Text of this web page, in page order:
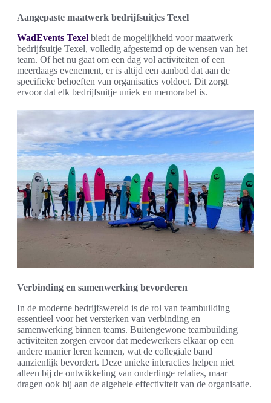
Aangepaste maatwerk bedrijfsuitjes Texel
WadEvents Texel biedt de mogelijkheid voor maatwerk
bedrijfsuitje Texel, volledig afgestemd op de wensen van het
team. Of het nu gaat om een dag vol activiteiten of een
meerdaags evenement, er is altijd een aanbod dat aan de
specifieke behoeften van organisaties voldoet. Dit zorgt
ervoor dat elk bedrijfsuitje uniek en memorabel is.
Verbinding en samenwerking bevorderen
In de moderne bedrijfswereld is de rol van teambuilding
essentieel voor het versterken van verbinding en
samenwerking binnen teams. Buitengewone teambuilding
activiteiten zorgen ervoor dat medewerkers elkaar op een
andere manier leren kennen, wat de collegiale band
aanzienlijk bevordert. Deze unieke interacties helpen niet
alleen bij de ontwikkeling van onderlinge relaties, maar
dragen ook bij aan de algehele effectiviteit van de organisatie.